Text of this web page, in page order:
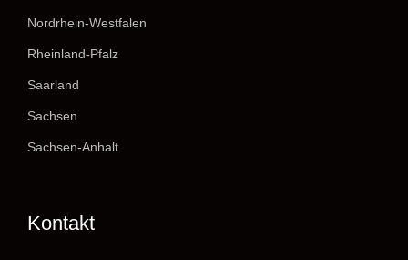
Nordrhein-Westfalen
Rheinland-Pfalz
Saarland
Sachsen
Sachsen-Anhalt
Kontakt